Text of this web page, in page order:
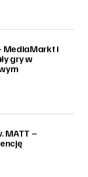
MediaMarkt i
gry w
MATT –